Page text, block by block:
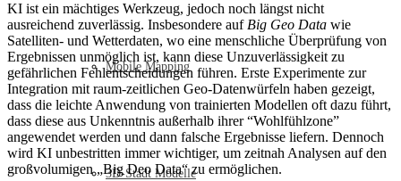
Mobile Mapping
3D-Stadt Modelle
KI ist ein mächtiges Werkzeug, jedoch noch längst nicht
ausreichend zuverlässig. Insbesondere auf Big Geo Data wie
Satelliten- und Wetterdaten, wo eine menschliche Überprüfung von
Ergebnissen unmöglich ist, kann diese Unzuverlässigkeit zu
gefährlichen Fehlentscheidungen führen. Erste Experimente zur
Integration mit raum-zeitlichen Geo-Datenwürfeln haben gezeigt,
dass die leichte Anwendung von trainierten Modellen oft dazu führt,
dass diese aus Unkenntnis außerhalb ihrer “Wohlfühlzone”
angewendet werden und dann falsche Ergebnisse liefern. Dennoch
wird KI unbestritten immer wichtiger, um zeitnah Analysen auf den
großvolumigen „Big Deo Data“ zu ermöglichen.